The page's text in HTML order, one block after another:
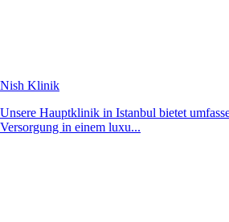
Nish Klinik
Unsere Hauptklinik in Istanbul bietet
Versorgung in einem luxu...